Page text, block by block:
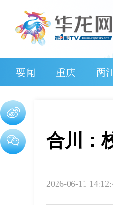
要闻 重庆 两
合川：
2026-06-11